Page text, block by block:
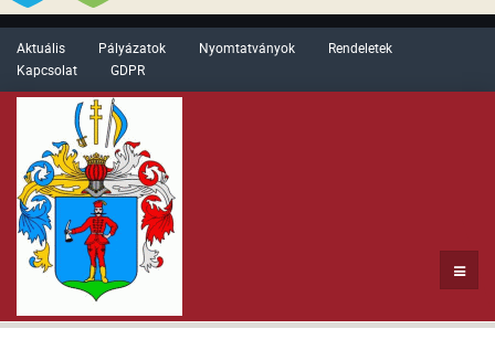
Aktuális Pályázatok Nyomtatványok
Rendeletek
Kapcsolat
GDPR